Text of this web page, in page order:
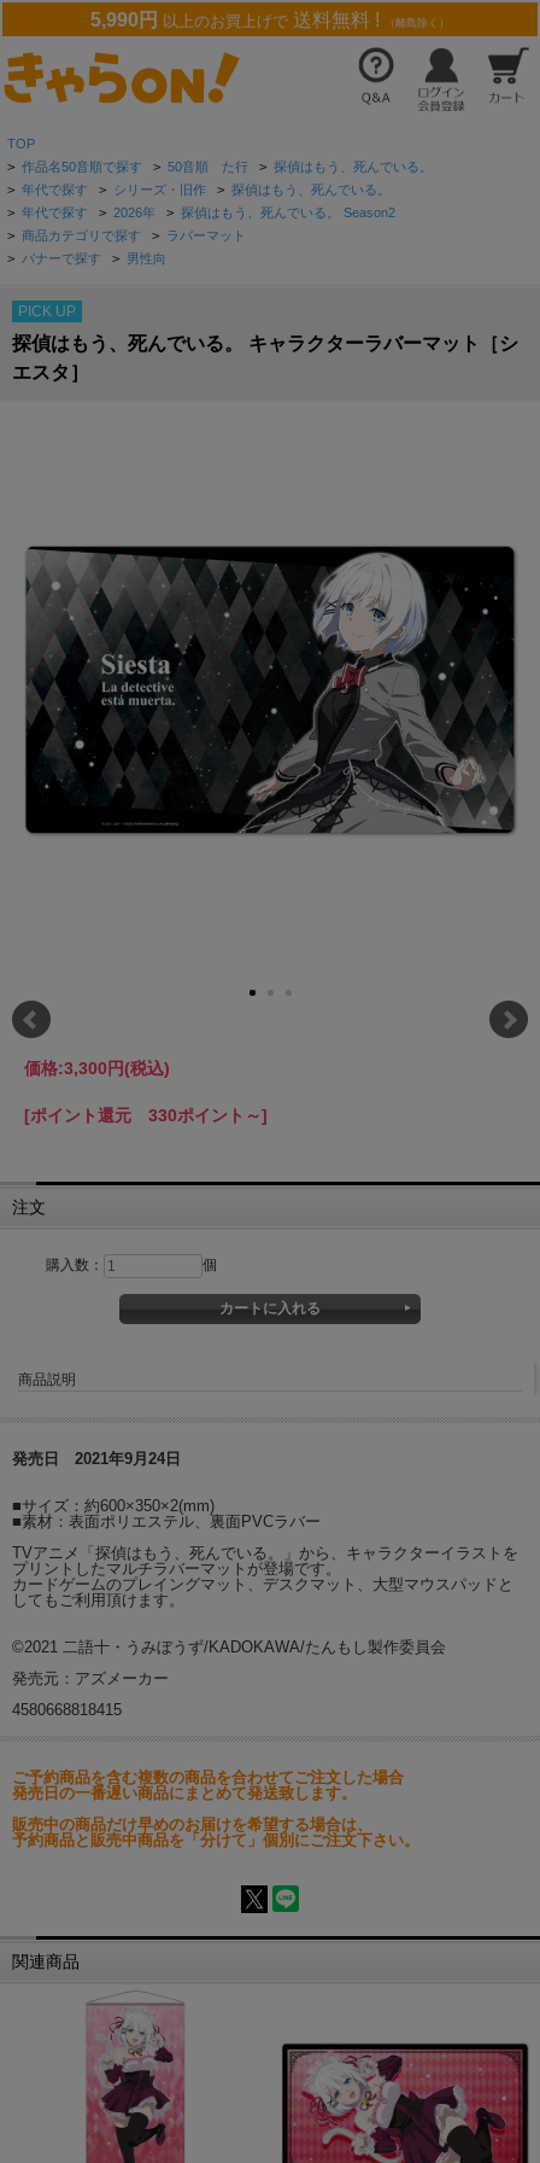
5,990円 以上のお買上げで 送料無料 ! （離島除く）
TOP
> 作品名50音順で探す > 50音順 た行 > 探偵はもう、死んでいる。
> 年代で探す > シリーズ・旧作 > 探偵はもう、死んでいる。
> 年代で探す > 2026年 > 探偵はもう、死んでいる。 Season2
> 商品カテゴリで探す > ラバーマット
> バナーで探す > 男性向
PICK UP
探偵はもう、死んでいる。 キャラクターラバーマット［シ
エスタ］
価格:3,300円(税込)
[ポイント還元 330ポイント～]
注文
購入数： 個
商品説明
発売日 2021年9月24日
■サイズ：約600×350×2(mm)
■素材：表面ポリエステル、裏面PVCラバー
TVアニメ「探偵はもう、死んでいる。」から、キャラクターイラストを
プリントしたマルチラバーマットが登場です。
カードゲームのプレイングマット、デスクマット、大型マウスパッドと
してもご利用頂けます。
©2021 二語十・うみぼうず/KADOKAWA/たんもし製作委員会
発売元：アズメーカー
4580668818415
ご予約商品を含む複数の商品を合わせてご注文した場合
発売日の一番遅い商品にまとめて発送致します。
販売中の商品だけ早めのお届けを希望する場合は、
予約商品と販売中商品を「分けて」個別にご注文下さい。
関連商品